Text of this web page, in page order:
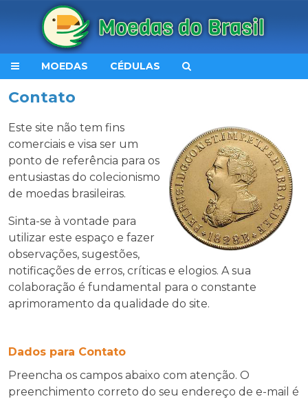
MOEDAS CÉDULAS
Contato
Este site não tem fins
comerciais e visa ser um
ponto de referência para os
entusiastas do colecionismo
de moedas brasileiras.
Sinta-se à vontade para
utilizar este espaço e fazer
observações, sugestões,
notificações de erros, críticas e elogios. A sua
colaboração é fundamental para o constante
aprimoramento da qualidade do site.
Dados para Contato
Preencha os campos abaixo com atenção. O
preenchimento correto do seu endereço de e-mail é